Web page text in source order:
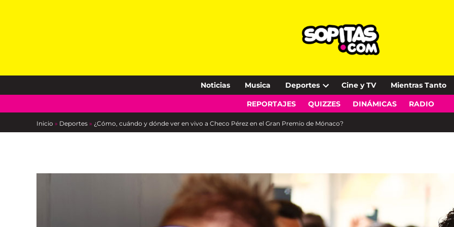
Noticias Musica Deportes
Open
dropdown
Cine y TV Mientras Tanto
REPORTAJES QUIZZES DINÁMICAS RADIO
Inicio » Deportes » ¿Cómo, cuándo y dónde ver en vivo a Checo Pérez en el Gran Premio de Mónaco?